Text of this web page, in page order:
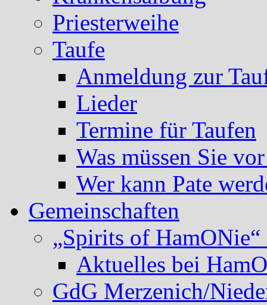
Priesterweihe
Taufe
Anmeldung zur
Lieder
Termine für Taufen
Was müssen Sie
Wer kann Pate
Gemeinschaften
„Spirits of HamONie“
Aktuelles bei
GdG Merzenich/